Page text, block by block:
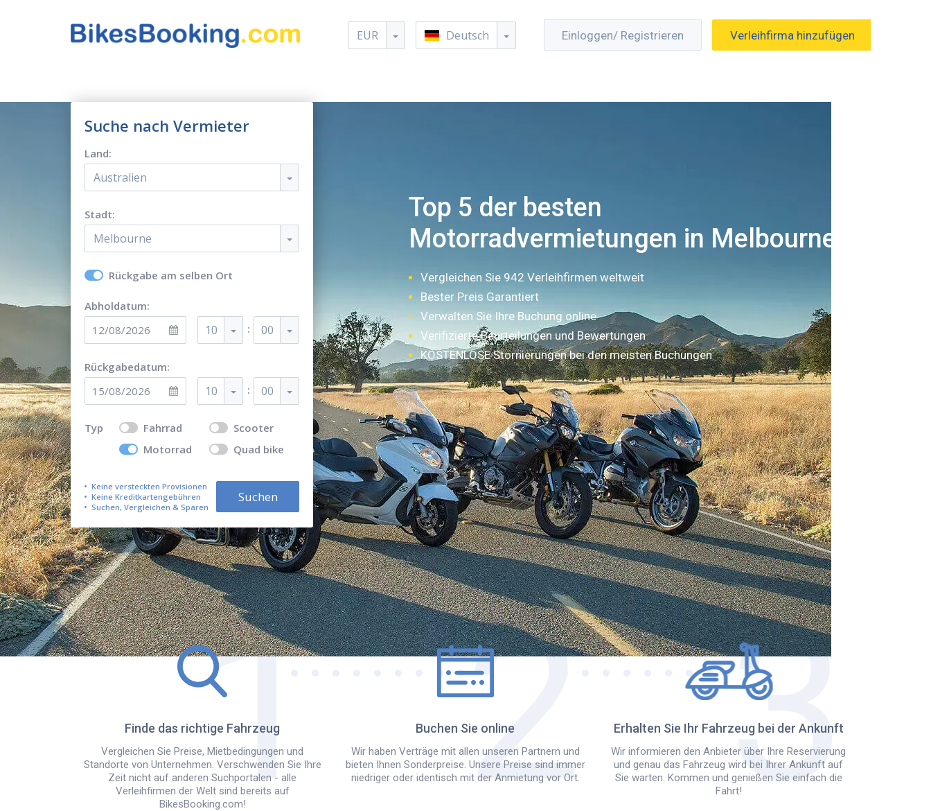
EUR Deutsch Einloggen/ Registrieren Verleihfirma hinzufügen
Suche nach Vermieter
Land:
Australien
Stadt:
Melbourne
Rückgabe am selben Ort
Abholdatum:
10 : 00
Rückgabedatum:
10 : 00
Typ Fahrrad
Scooter
Motorrad
Quad bike
Keine versteckten Provisionen
Keine Kreditkartengebühren
Suchen, Vergleichen & Sparen
Suchen
Top 5 der besten
Motorradvermietungen in Melbourne
Vergleichen Sie 942 Verleihfirmen weltweit
Bester Preis Garantiert
Verwalten Sie Ihre Buchung online
Verifizierte Beurteilungen und Bewertungen
KOSTENLOSE Stornierungen bei den meisten Buchungen
Wie funktioniert es?
Finde das richtige Fahrzeug
Vergleichen Sie Preise, Mietbedingungen und
Standorte von Unternehmen. Verschwenden Sie Ihre
Zeit nicht auf anderen Suchportalen - alle
Verleihfirmen der Welt sind bereits auf
BikesBooking.com!
Buchen Sie online
Wir haben Verträge mit allen unseren Partnern und
bieten Ihnen Sonderpreise. Unsere Preise sind immer
niedriger oder identisch mit der Anmietung vor Ort.
Erhalten Sie Ihr Fahrzeug bei der Ankunft
Wir informieren den Anbieter über Ihre Reservierung
und genau das Fahrzeug wird bei Ihrer Ankunft auf
Sie warten. Kommen und genießen Sie einfach die
Fahrt!